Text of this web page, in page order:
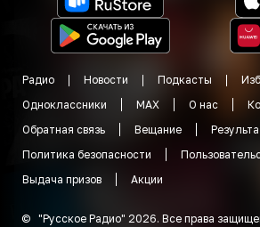
Радио Новости Подкасты
Одноклассники
MAX О нас
Обратная связь
Вещание
Политика безопасности
Выдача призов
Акции
© "Русское Радио" 2026. Все права